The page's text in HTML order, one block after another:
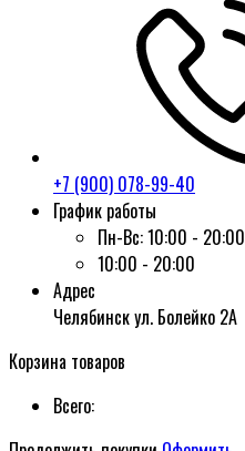
+7 (900) 078-99-40
График работы
Пн-Вс:10:00 - 20:00
10:00 - 20:00
Адрес
Челябинск ул. Болейко 2А
Корзина товаров
Всего: